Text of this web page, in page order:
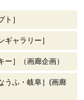
］
ャラリー］
］（画廊企画）
うふ・岐阜］(画廊